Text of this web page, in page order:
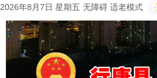
2026年8月7日 星期五 无障碍 适老模式